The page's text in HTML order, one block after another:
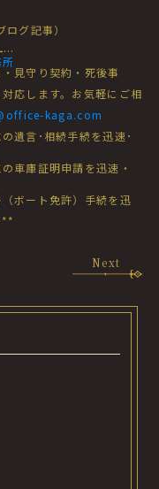
ログ記事）
見守り契約・死後事
応します。お気軽にご相
kaga.com
遺言･相続手続を迅速･
車庫証明申請を迅速・
ボート免許）手続を迅
Next